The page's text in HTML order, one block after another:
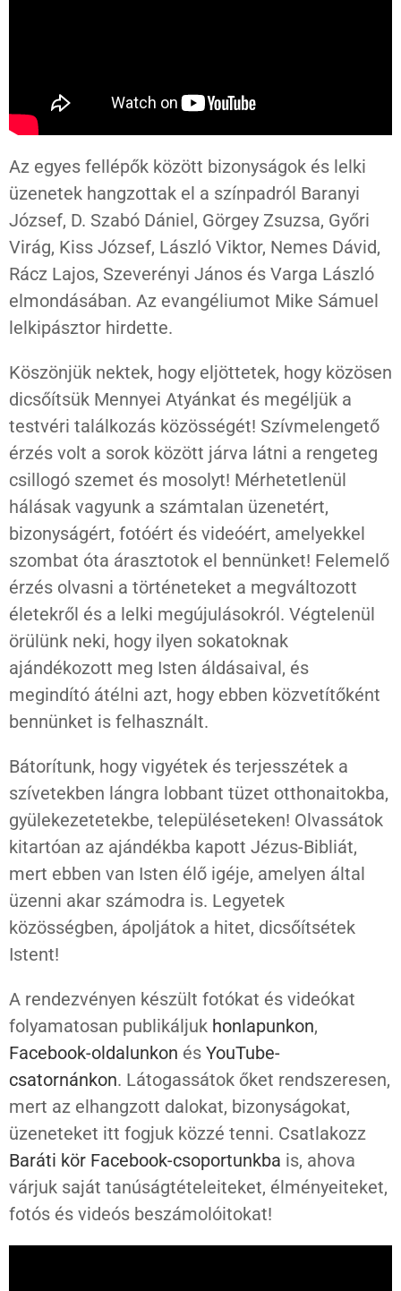
Az egyes fellépők között bizonyságok és lelki
üzenetek hangzottak el a színpadról Baranyi
József, D. Szabó Dániel, Görgey Zsuzsa, Győri
Virág, Kiss József, László Viktor, Nemes Dávid,
Rácz Lajos, Szeverényi János és Varga László
elmondásában. Az evangéliumot Mike Sámuel
lelkipásztor hirdette.
Köszönjük nektek, hogy eljöttetek, hogy közösen
dicsőítsük Mennyei Atyánkat és megéljük a
testvéri találkozás közösségét! Szívmelengető
érzés volt a sorok között járva látni a rengeteg
csillogó szemet és mosolyt! Mérhetetlenül
hálásak vagyunk a számtalan üzenetért,
bizonyságért, fotóért és videóért, amelyekkel
szombat óta árasztotok el bennünket! Felemelő
érzés olvasni a történeteket a megváltozott
életekről és a lelki megújulásokról. Végtelenül
örülünk neki, hogy ilyen sokatoknak
ajándékozott meg Isten áldásaival, és
megindító átélni azt, hogy ebben közvetítőként
bennünket is felhasznált.
Bátorítunk, hogy vigyétek és terjesszétek a
szívetekben lángra lobbant tüzet otthonaitokba,
gyülekezetetekbe, településeteken! Olvassátok
kitartóan az ajándékba kapott Jézus-Bibliát,
mert ebben van Isten élő igéje, amelyen által
üzenni akar számodra is. Legyetek
közösségben, ápoljátok a hitet, dicsőítsétek
Istent!
A rendezvényen készült fotókat és videókat
folyamatosan publikáljuk honlapunkon,
Facebook-oldalunkon és YouTube-
csatornánkon. Látogassátok őket rendszeresen,
mert az elhangzott dalokat, bizonyságokat,
üzeneteket itt fogjuk közzé tenni. Csatlakozz
Baráti kör Facebook-csoportunkba is, ahova
várjuk saját tanúságtételeiteket, élményeiteket,
fotós és videós beszámolóitokat!